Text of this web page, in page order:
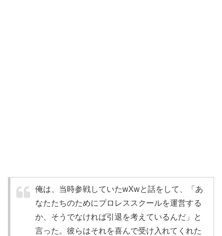
俺は、当時参戦していたwXwと話をして、「あ
なたたちのためにプロレススクールを運営する
か、そうでなければ引退を考えているんだ」と
言った。彼らはそれを喜んで受け入れてくれた